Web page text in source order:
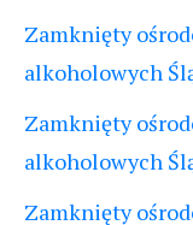
Zamknięty
alkoholowych
Zamknięty
alkoholowych
Zamknięty